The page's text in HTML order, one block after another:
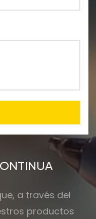
a través del
productos